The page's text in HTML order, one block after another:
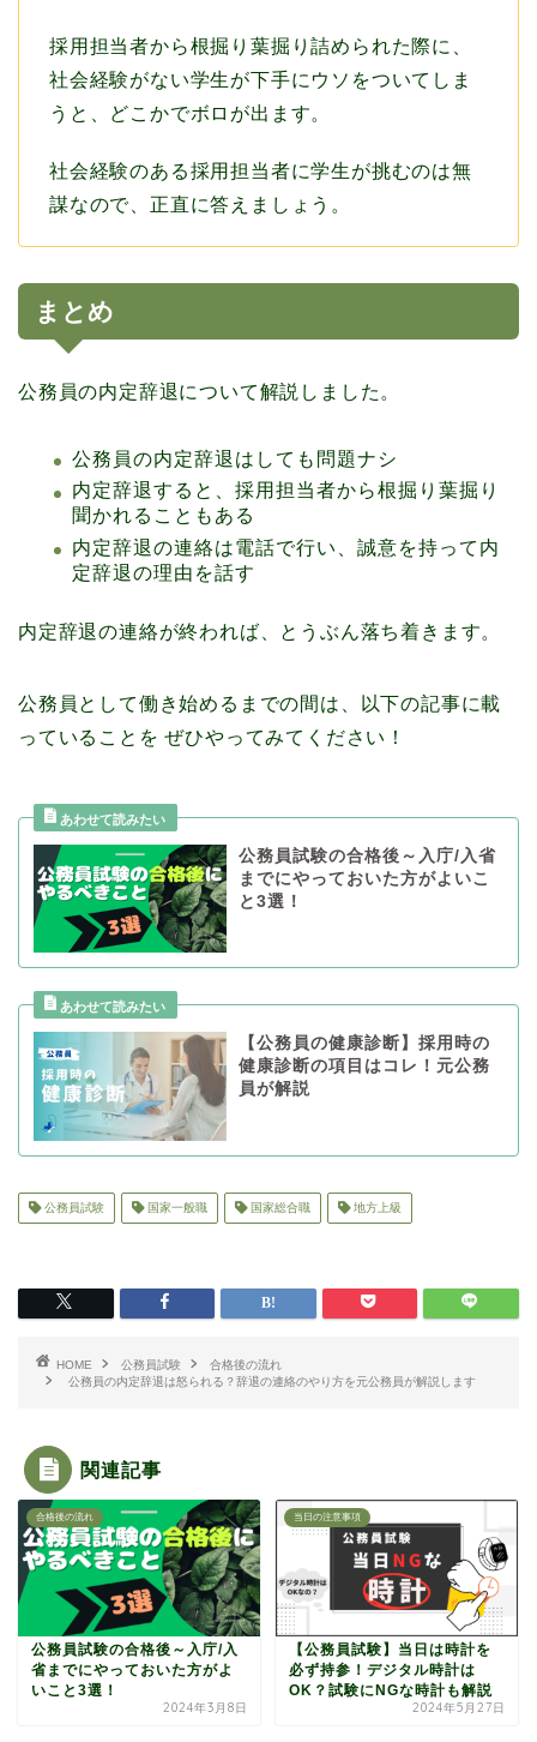
採用担当者から根掘り葉掘り詰められた際に、
社会経験がない学生が下手にウソをついてしま
うと、どこかでボロが出ます。
社会経験のある採用担当者に学生が挑むのは無
謀なので、正直に答えましょう。
まとめ
公務員の内定辞退について解説しました。
公務員の内定辞退はしても問題ナシ
内定辞退すると、採用担当者から根掘り葉掘り
聞かれることもある
内定辞退の連絡は電話で行い、誠意を持って内
定辞退の理由を話す
内定辞退の連絡が終われば、とうぶん落ち着きます。
公務員として働き始めるまでの間は、以下の記事に載
っていることを ぜひやってみてください！
公務員試験の合格後～入庁/入省
までにやっておいた方がよいこ
と3選！
【公務員の健康診断】採用時の
健康診断の項目はコレ！元公務
員が解説
公務員試験 国家一般職 国家総合職 地方上級
HOME 公務員試験
合格後の流れ
公務員の内定辞退は怒られる？辞退の連絡のやり方を元公務員が解説します
関連記事
合格後の流れ
公務員試験の合格後～入庁/入
省までにやっておいた方がよ
いこと3選！
2024年3月8日
当日の注意事項
【公務員試験】当日は時計を
必ず持参！デジタル時計は
OK？試験にNGな時計も解説
2024年5月27日